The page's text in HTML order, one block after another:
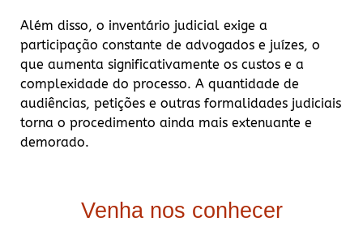
Além disso, o inventário judicial exige a
participação constante de advogados e juízes, o
que aumenta significativamente os custos e a
complexidade do processo. A quantidade de
audiências, petições e outras formalidades judiciais
torna o procedimento ainda mais extenuante e
demorado.
Venha nos conhecer